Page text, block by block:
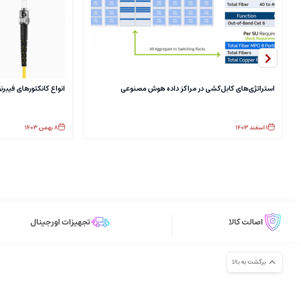
استراتژی‌های کابل‌کشی در مراکز داده هوش مصنوعی
1اسفند1403
انواع کانکتورهای
8بهمن1403
اصالت کالا تجهیزات اورجینال
برگشت به بالا